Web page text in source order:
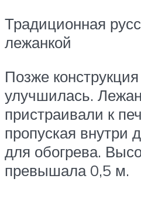
Традиционная
лежанкой
Позже
улучшилась.
пристраивали к
пропуская внутри
для обогрева.
превышала 0,5 м.